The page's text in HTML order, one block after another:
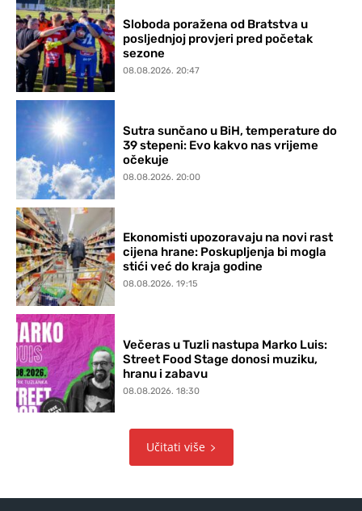
Sloboda poražena od Bratstva u
posljednjoj provjeri pred početak
sezone
08.08.2026. 20:47
Sutra sunčano u BiH, temperature do
39 stepeni: Evo kakvo nas vrijeme
očekuje
08.08.2026. 20:00
Ekonomisti upozoravaju na novi rast
cijena hrane: Poskupljenja bi mogla
stići već do kraja godine
08.08.2026. 19:15
Večeras u Tuzli nastupa Marko Luis:
Street Food Stage donosi muziku,
hranu i zabavu
08.08.2026. 18:30
Učitati više